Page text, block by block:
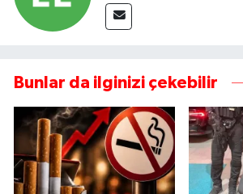
Bunlar da ilginizi çekebilir